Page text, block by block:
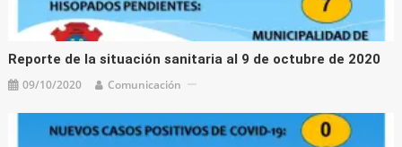
Reporte de la situación sanitaria al 9 de octubre de 2020
09/10/2020 Comunicación